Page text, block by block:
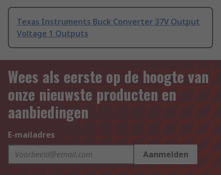
Texas Instruments Buck Converter 37V Output
Voltage 1 Outputs
Wees als eerste op de hoogte van
onze nieuwste producten en
aanbiedingen
E-mailadres
Aanmelden